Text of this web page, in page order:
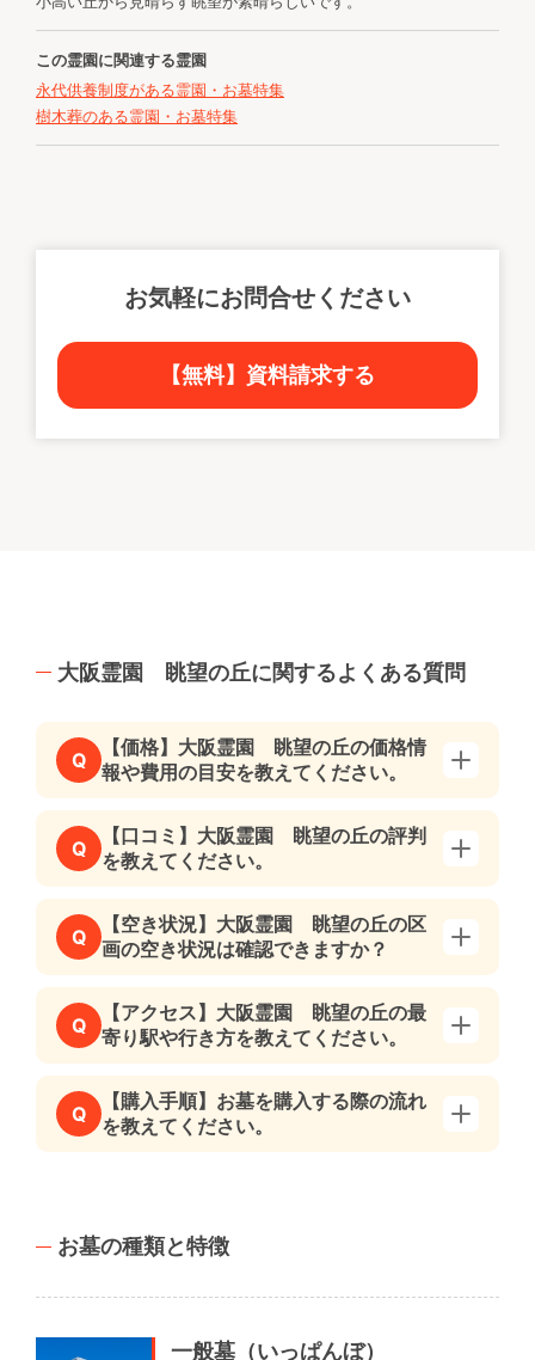
この霊園に関連する霊園
永代供養制度がある霊園・お墓特集
樹木葬のある霊園・お墓特集
お気軽にお問合せください
【無料】資料請求する
大阪霊園 眺望の丘に関するよくある質問
Q
【価格】大阪霊園 眺望の丘の価格情
報や費用の目安を教えてください。
Q
【口コミ】大阪霊園 眺望の丘の評判
を教えてください。
Q
【空き状況】大阪霊園 眺望の丘の区
画の空き状況は確認できますか？
Q
【アクセス】大阪霊園 眺望の丘の最
寄り駅や行き方を教えてください。
Q
【購入手順】お墓を購入する際の流れ
を教えてください。
お墓の種類と特徴
一般墓（いっぱんぼ）